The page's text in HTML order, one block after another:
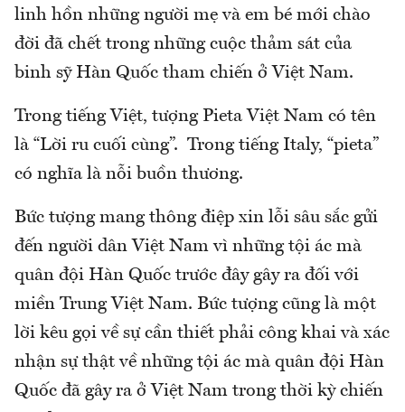
linh hồn những người mẹ và em bé mới chào
đời đã chết trong những cuộc thảm sát của
binh sỹ Hàn Quốc tham chiến ở Việt Nam.
Trong tiếng Việt, tượng Pieta Việt Nam có tên
là “Lời ru cuối cùng”. Trong tiếng Italy, “pieta”
có nghĩa là nỗi buồn thương.
Bức tượng mang thông điệp xin lỗi sâu sắc gửi
đến người dân Việt Nam vì những tội ác mà
quân đội Hàn Quốc trước đây gây ra đối với
miền Trung Việt Nam. Bức tượng cũng là một
lời kêu gọi về sự cần thiết phải công khai và xác
nhận sự thật về những tội ác mà quân đội Hàn
Quốc đã gây ra ở Việt Nam trong thời kỳ chiến